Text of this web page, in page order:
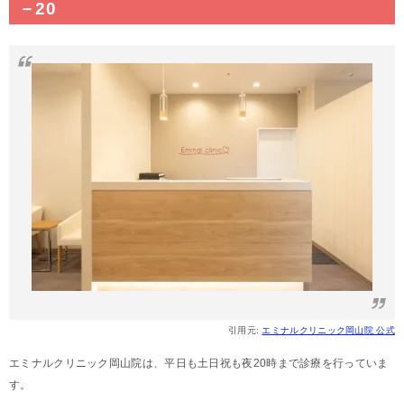
－20
引用元:エミナルクリニック岡山院 公式
エミナルクリニック岡山院は、平日も土日祝も夜20時まで診療を行っていま
す。